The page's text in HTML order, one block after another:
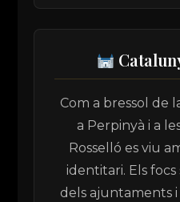
Com a bressol de
a Perpinyà i a
Rosselló es viu
identitari. Els focs
dels ajuntaments